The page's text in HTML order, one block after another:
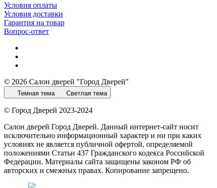
Условия оплаты
Условия доставки
Гарантия на товар
Вопрос-ответ
© 2026 Салон дверей "Город Дверей"
Темная тема Светлая тема
© Город Дверей 2023-2024
Салон дверей Город Дверей. Данный интернет-сайт носит
исключительно информационный характер и ни при каких
условиях не является публичной офертой, определяемой
положениями Статьи 437 Гражданского кодекса Российской
Федерации. Материалы сайта защищены законом РФ об
авторских и смежных правах. Копирование запрещено.